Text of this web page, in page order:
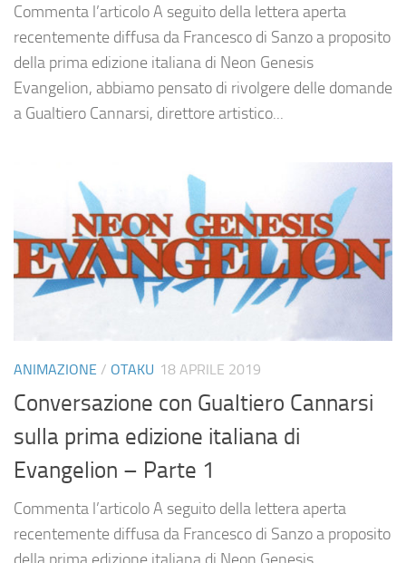
Commenta l’articolo A seguito della lettera aperta
recentemente diffusa da Francesco di Sanzo a proposito
della prima edizione italiana di Neon Genesis
Evangelion, abbiamo pensato di rivolgere delle domande
a Gualtiero Cannarsi, direttore artistico...
ANIMAZIONE / OTAKU 18 APRILE 2019
Conversazione con Gualtiero Cannarsi
sulla prima edizione italiana di
Evangelion – Parte 1
Commenta l’articolo A seguito della lettera aperta
recentemente diffusa da Francesco di Sanzo a proposito
della prima edizione italiana di Neon Genesis